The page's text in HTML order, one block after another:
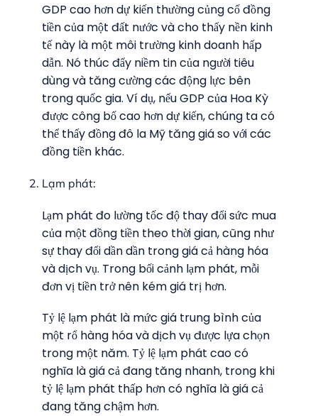
GDP cao hơn dự kiến thường củng cố đồng
tiền của một đất nước và cho thấy nền kinh
tế này là một môi trường kinh doanh hấp
dẫn. Nó thúc đẩy niềm tin của người tiêu
dùng và tăng cường các động lực bên
trong quốc gia. Ví dụ, nếu GDP của Hoa Kỳ
được công bố cao hơn dự kiến, chúng ta có
thể thấy đồng đô la Mỹ tăng giá so với các
đồng tiền khác.
Lạm phát:
Lạm phát đo lường tốc độ thay đổi sức mua
của một đồng tiền theo thời gian, cũng như
sự thay đổi dần dần trong giá cả hàng hóa
và dịch vụ. Trong bối cảnh lạm phát, mỗi
đơn vị tiền trở nên kém giá trị hơn.
Tỷ lệ lạm phát là mức giá trung bình của
một rổ hàng hóa và dịch vụ được lựa chọn
trong một năm. Tỷ lệ lạm phát cao có
nghĩa là giá cả đang tăng nhanh, trong khi
tỷ lệ lạm phát thấp hơn có nghĩa là giá cả
đang tăng chậm hơn.